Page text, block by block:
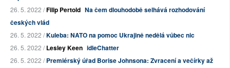
26. 5. 2022 /Filip Pertold Na čem dlouhodobě selhává rozhodování
českých vlád
26. 5. 2022 /Kuleba: NATO na pomoc Ukrajině nedělá vůbec nic
26. 5. 2022 /Lesley Keen idleChatter
26. 5. 2022 /Premiérský úřad Borise Johnsona: Zvracení a večírky až